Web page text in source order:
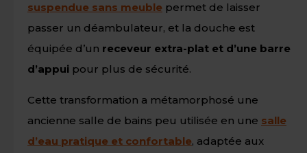
suspendue sans meuble permet de laisser
passer un déambulateur, et la douche est
équipée d’un receveur extra-plat et d’une barre
d’appui pour plus de sécurité.
Cette transformation a métamorphosé une
ancienne salle de bains peu utilisée en une salle
d’eau pratique et confortable, adaptée aux